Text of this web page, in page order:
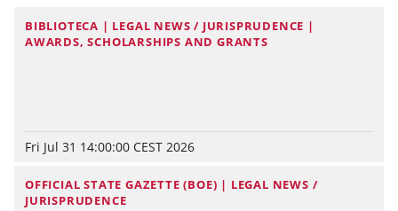
BIBLIOTECA | LEGAL NEWS / JURISPRUDENCE |
AWARDS, SCHOLARSHIPS AND GRANTS
Fri Jul 31 14:00:00 CEST 2026
OFFICIAL STATE GAZETTE (BOE) | LEGAL NEWS /
JURISPRUDENCE